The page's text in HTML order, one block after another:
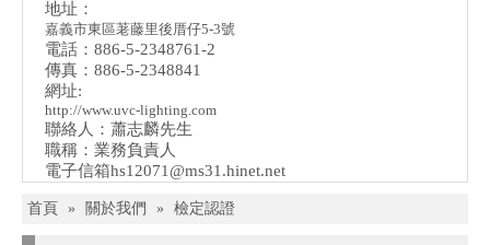
地址：
嘉義市東區荖藤里後厝仔5-3號
電話：886-5-2348761-2
傳真：886-5-2348841
網址:
http://www.uvc-lighting.com
聯絡人：蕭志麟先生
職稱：業務負責人
電子信箱hs12071@ms31.hinet.net
首頁 » 關於我們 » 檢定認證